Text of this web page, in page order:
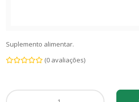
Suplemento alimentar.
(0 avaliações)